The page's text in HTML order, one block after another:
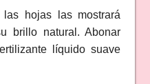
hojas las mostrará
brillo natural. Abonar
líquido suave